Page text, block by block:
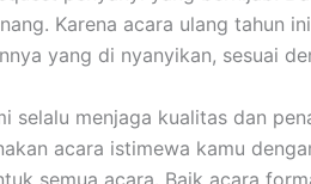
Karena acara ulang tahun
yang di nyanyikan, sesuai
menjaga kualitas dan
acara istimewa kamu
semua acara. Baik acara